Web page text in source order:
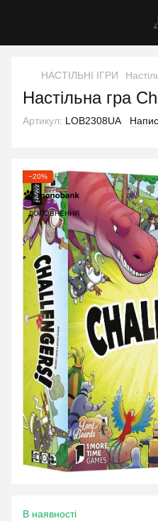
НАСТІЛЬНІ ІГРИ
Настільна гра
Артикул: LOB2308UA
−20%
ДОПОВНЕННЯ
В наявності